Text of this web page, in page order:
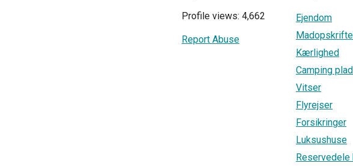
Profile views: 4,662
Report Abuse
Ejendom
Kærlighed
Camping
Vitser
Flyrejser
Forsikringer
Luksushuse
Reservedele